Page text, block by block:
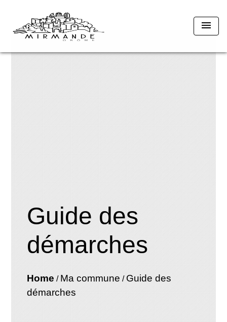
menu
Guide des
démarches
Home / Ma commune / Guide des
démarches